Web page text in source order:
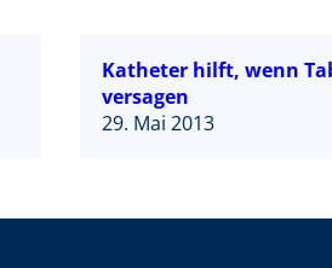
Katheter hilft, wenn
versagen
29. Mai 2013